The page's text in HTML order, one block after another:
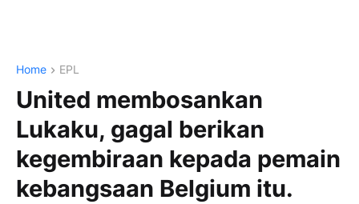
Home EPL
United membosankan
Lukaku, gagal berikan
kegembiraan kepada pemain
kebangsaan Belgium itu.